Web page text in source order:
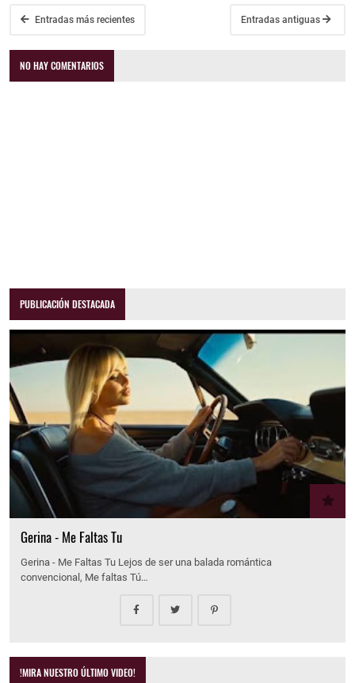
Entradas más recientes Entradas antiguas
NO HAY COMENTARIOS
PUBLICACIÓN DESTACADA
Gerina - Me Faltas Tu
Gerina - Me Faltas Tu Lejos de ser una balada romántica
convencional, Me faltas Tú…
!MIRA NUESTRO ÚLTIMO VIDEO!